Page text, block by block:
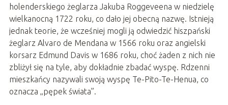
holenderskiego żeglarza Jakuba Roggeveena w niedzielę
wielkanocną 1722 roku, co dało jej obecną nazwę. Istnieją
jednak teorie, że wcześniej mogli ją odwiedzić hiszpański
żeglarz Alvaro de Mendana w 1566 roku oraz angielski
korsarz Edmund Davis w 1686 roku, choć żaden z nich nie
zbliżył się na tyle, aby dokładnie zbadać wyspę. Rdzenni
mieszkańcy nazywali swoją wyspę Te-Pito-Te-Henua, co
oznacza „pępek świata”.